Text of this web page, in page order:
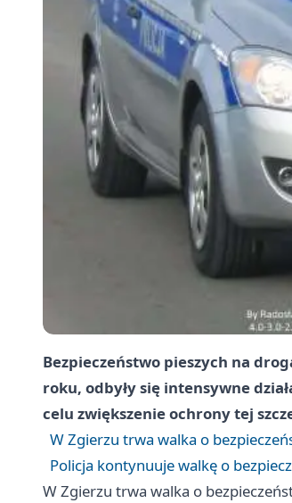
Bezpieczeństwo pieszych na
roku, odbyły się intensywne
celu zwiększenie ochrony tej
W Zgierzu trwa walka o
Policja kontynuuje walkę o
W Zgierzu trwa walka o